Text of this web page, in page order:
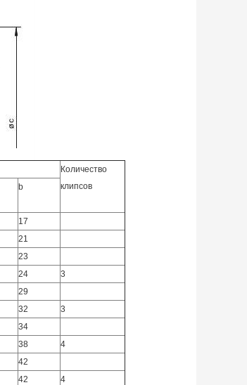
Количество
клипсов
b
17
21
23
24
3
29
32
3
34
38
4
42
42
4